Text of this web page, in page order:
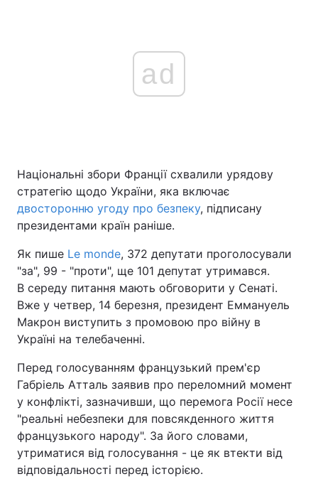
ad
Національні збори Франції схвалили урядову
стратегію щодо України, яка включає
двосторонню угоду про безпеку, підписану
президентами країн раніше.
Як пише Le monde, 372 депутати проголосували
"за", 99 - "проти", ще 101 депутат утримався.
В середу питання мають обговорити у Сенаті.
Вже у четвер, 14 березня, президент Еммануель
Макрон виступить з промовою про війну в
Україні на телебаченні.
Перед голосуванням французький прем'єр
Габріель Атталь заявив про переломний момент
у конфлікті, зазначивши, що перемога Росії несе
"реальні небезпеки для повсякденного життя
французького народу". За його словами,
утриматися від голосування - це як втекти від
відповідальності перед історією.